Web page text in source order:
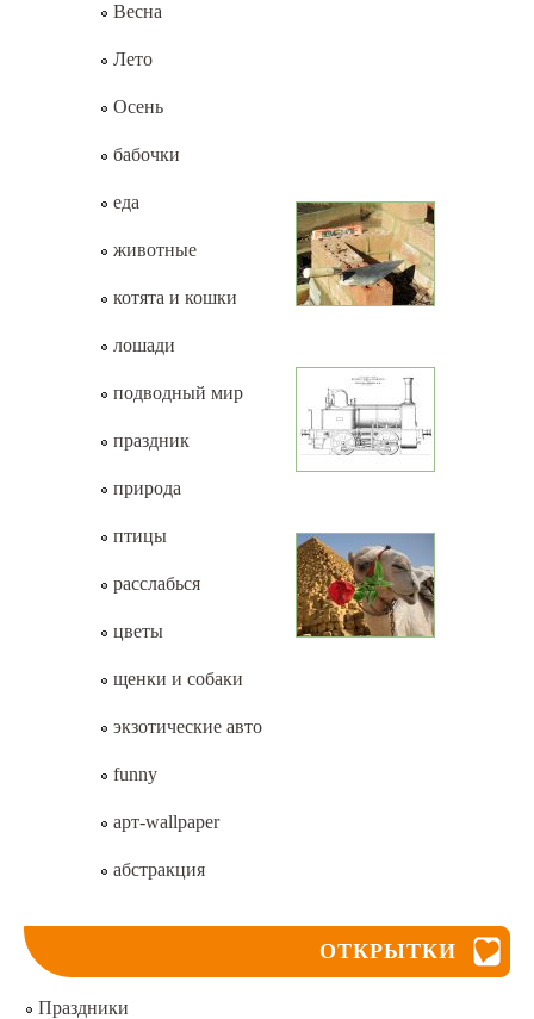
Весна
Лето
Осень
бабочки
еда
животные
котята и кошки
лошади
подводный мир
праздник
природа
птицы
расслабься
цветы
щенки и собаки
экзотические авто
funny
арт-wallpaper
абстракция
ОТКРЫТКИ
Праздники